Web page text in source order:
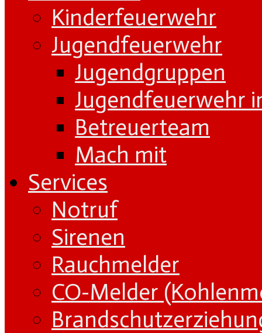
Kinderfeuerwehr
Jugendfeuerwehr
Jugendgruppen
Jugendfeuerwehr
Betreuerteam
Mach mit
Services
Notruf
Sirenen
Rauchmelder
CO-Melder